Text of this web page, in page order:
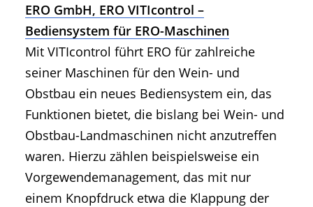
ERO GmbH, ERO VITIcontrol –
Bediensystem für ERO-Maschinen
Mit VITIcontrol führt ERO für zahlreiche
seiner Maschinen für den Wein- und
Obstbau ein neues Bediensystem ein, das
Funktionen bietet, die bislang bei Wein- und
Obstbau-Landmaschinen nicht anzutreffen
waren. Hierzu zählen beispielsweise ein
Vorgewendemanagement, das mit nur
einem Knopfdruck etwa die Klappung der